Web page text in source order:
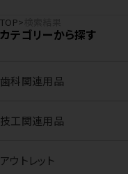
TOP
カテゴリーから探す
歯科関連用品
技工関連用品
アウトレット